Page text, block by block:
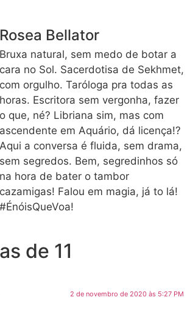
Rosea Bellator
Bruxa natural, sem medo de botar a
cara no Sol. Sacerdotisa de Sekhmet,
com orgulho. Taróloga pra todas as
horas. Escritora sem vergonha, fazer
o que, né? Libriana sim, mas com
ascendente em Aquário, dá licença!?
Aqui a conversa é fluida, sem drama,
sem segredos. Bem, segredinhos só
na hora de bater o tambor
cazamigas! Falou em magia, já to lá!
#ÉnóisQueVoa!
de 11
2 de novembro de 2020 às 5:27 PM